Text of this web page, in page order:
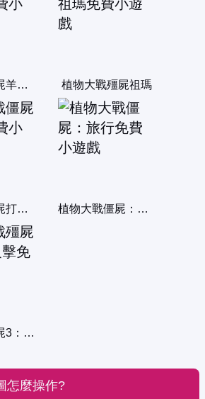
植物大戰殭屍羊年版 植物大戰殭屍祖瑪
植物大戰僵屍打字版 植物大戰僵屍：旅行
植物大戰殭屍3：殭屍反擊
怎麼操作?